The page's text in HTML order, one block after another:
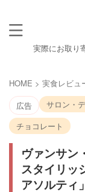
実際にお取り
HOME > 実食レビュ
広告
サロン・
チョコレート
ヴァンサン
スタイリッ
アソルティ」